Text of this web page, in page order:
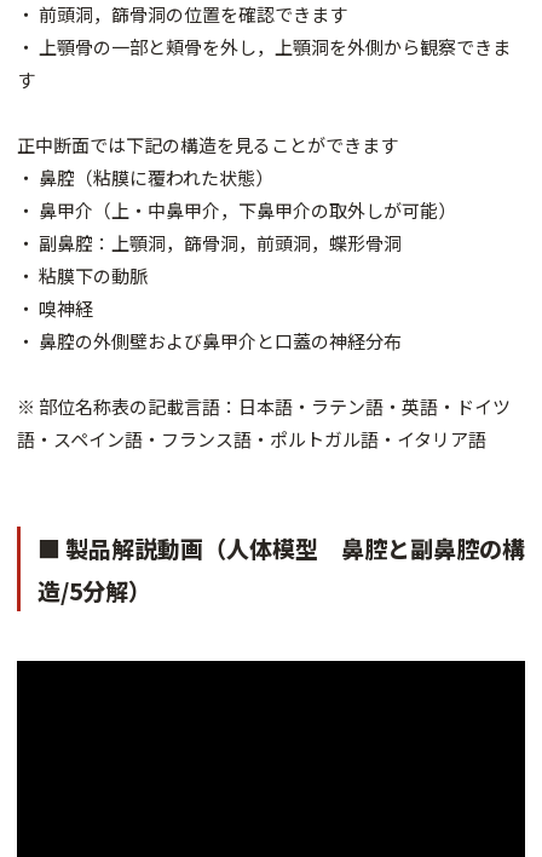
・ 前頭洞，篩骨洞の位置を確認できます
・ 上顎骨の一部と頬骨を外し，上顎洞を外側から観察できま
す
正中断面では下記の構造を見ることができます
・ 鼻腔（粘膜に覆われた状態）
・ 鼻甲介（上・中鼻甲介，下鼻甲介の取外しが可能）
・ 副鼻腔：上顎洞，篩骨洞，前頭洞，蝶形骨洞
・ 粘膜下の動脈
・ 嗅神経
・ 鼻腔の外側壁および鼻甲介と口蓋の神経分布
※ 部位名称表の記載言語：日本語・ラテン語・英語・ドイツ
語・スペイン語・フランス語・ポルトガル語・イタリア語
■ 製品解説動画（人体模型 鼻腔と副鼻腔の構
造/5分解）